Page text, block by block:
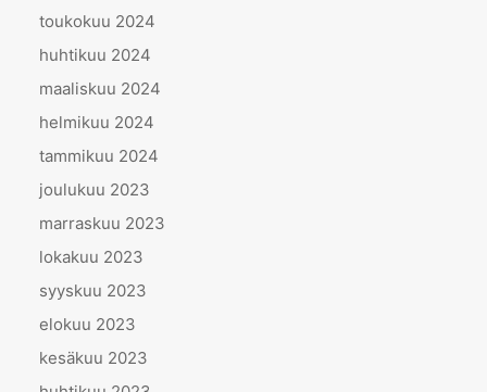
toukokuu 2024
huhtikuu 2024
maaliskuu 2024
helmikuu 2024
tammikuu 2024
joulukuu 2023
marraskuu 2023
lokakuu 2023
syyskuu 2023
elokuu 2023
kesäkuu 2023